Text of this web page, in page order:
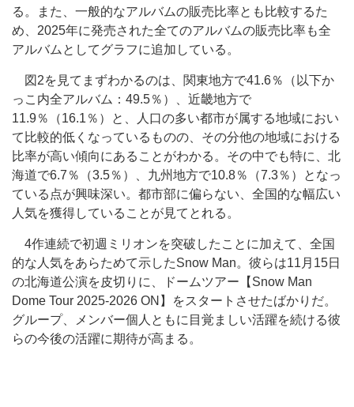
る。また、一般的なアルバムの販売比率とも比較するた
め、2025年に発売された全てのアルバムの販売比率も全
アルバムとしてグラフに追加している。
図2を見てまずわかるのは、関東地方で41.6％（以下か
っこ内全アルバム：49.5％）、近畿地方で
11.9％（16.1％）と、人口の多い都市が属する地域におい
て比較的低くなっているものの、その分他の地域における
比率が高い傾向にあることがわかる。その中でも特に、北
海道で6.7％（3.5％）、九州地方で10.8％（7.3％）となっ
ている点が興味深い。都市部に偏らない、全国的な幅広い
人気を獲得していることが見てとれる。
4作連続で初週ミリオンを突破したことに加えて、全国
的な人気をあらためて示したSnow Man。彼らは11月15日
の北海道公演を皮切りに、ドームツアー【Snow Man
Dome Tour 2025-2026 ON】をスタートさせたばかりだ。
グループ、メンバー個人ともに目覚ましい活躍を続ける彼
らの今後の活躍に期待が高まる。